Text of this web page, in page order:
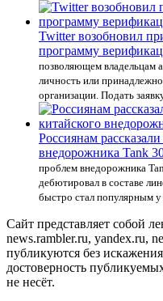
Twitter возобновил
программу
позволяющем владельцам
личность или
организации. Подать
Россиянам
внедорожника Tank
проблем внедорожника
дебютировал в составе
быстро стал популярным
Сайт представляет собой
news.rambler.ru, yandex.ru,
публикуются без
достоверность
не несёт.